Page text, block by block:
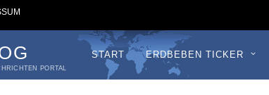
PORTAL
START ERDBEBEN TICKER